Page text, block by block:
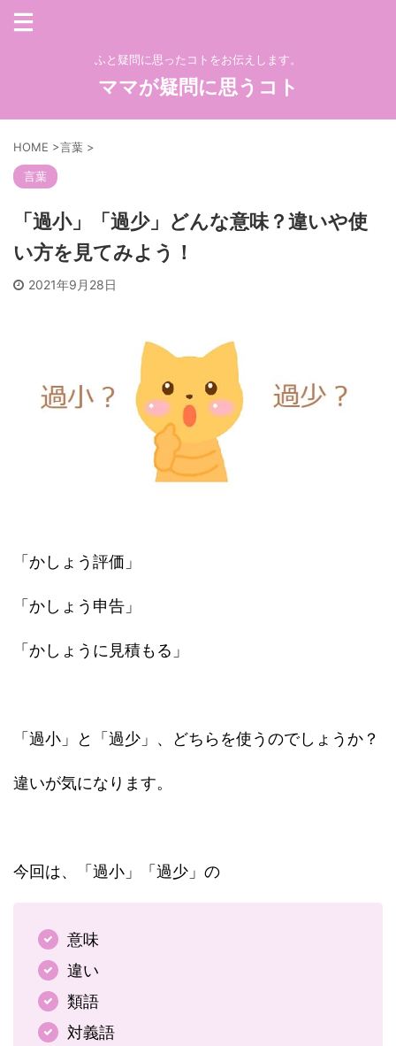
ふと疑問に思ったコトをお伝えします。
ママが疑問に思うコト
HOME >言葉 >
言葉
「過小」「過少」どんな意味？違いや使
い方を見てみよう！
2021年9月28日
「かしょう評価」
「かしょう申告」
「かしょうに見積もる」
「過小」と「過少」、どちらを使うのでしょうか？
違いが気になります。
今回は、「過小」「過少」の
意味
違い
類語
対義語